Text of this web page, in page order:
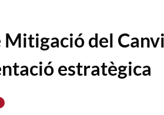
Mitigació del
estratègica